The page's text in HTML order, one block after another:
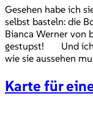
Gesehen habe ich
selbst basteln: die
Bianca Werner von
gestupst! Und ich
wie sie aussehen
Karte für